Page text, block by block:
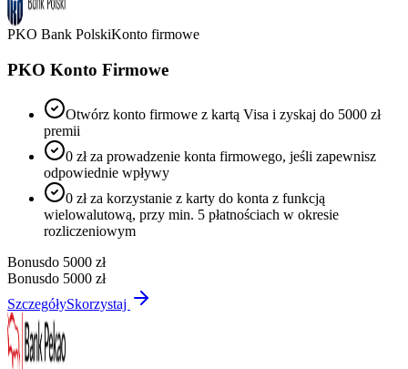
PKO Bank PolskiKonto firmowe
PKO Konto Firmowe
Otwórz konto firmowe z kartą Visa i zyskaj do 5000 zł
premii
0 zł za prowadzenie konta firmowego, jeśli zapewnisz
odpowiednie wpływy
0 zł za korzystanie z karty do konta z funkcją
wielowalutową, przy min. 5 płatnościach w okresie
rozliczeniowym
Bonusdo 5000 zł
Bonusdo 5000 zł
SzczegółySkorzystaj